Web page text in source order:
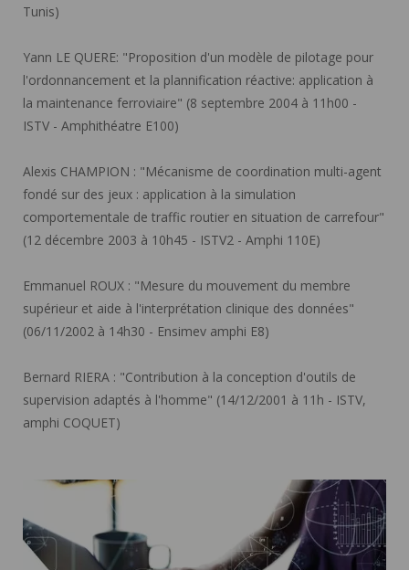
Tunis)
Yann LE QUERE: "Proposition d'un modèle de pilotage pour
l'ordonnancement et la plannification réactive: application à
la maintenance ferroviaire" (8 septembre 2004 à 11h00 -
ISTV - Amphithéatre E100)
Alexis CHAMPION : "Mécanisme de coordination multi-agent
fondé sur des jeux : application à la simulation
comportementale de traffic routier en situation de carrefour"
(12 décembre 2003 à 10h45 - ISTV2 - Amphi 110E)
Emmanuel ROUX : "Mesure du mouvement du membre
supérieur et aide à l'interprétation clinique des données"
(06/11/2002 à 14h30 - Ensimev amphi E8)
Bernard RIERA : "Contribution à la conception d'outils de
supervision adaptés à l'homme" (14/12/2001 à 11h - ISTV,
amphi COQUET)
Les étapes pour mener à bien votre candidature et
inscription en thèse à l'ED PHF ">